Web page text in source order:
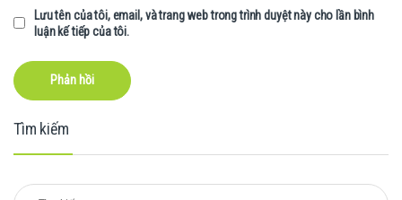
Lưu tên của tôi, email, và trang web trong trình duyệt này cho lần bình
luận kế tiếp của tôi.
Tìm kiếm
Tìm kiếm cho: